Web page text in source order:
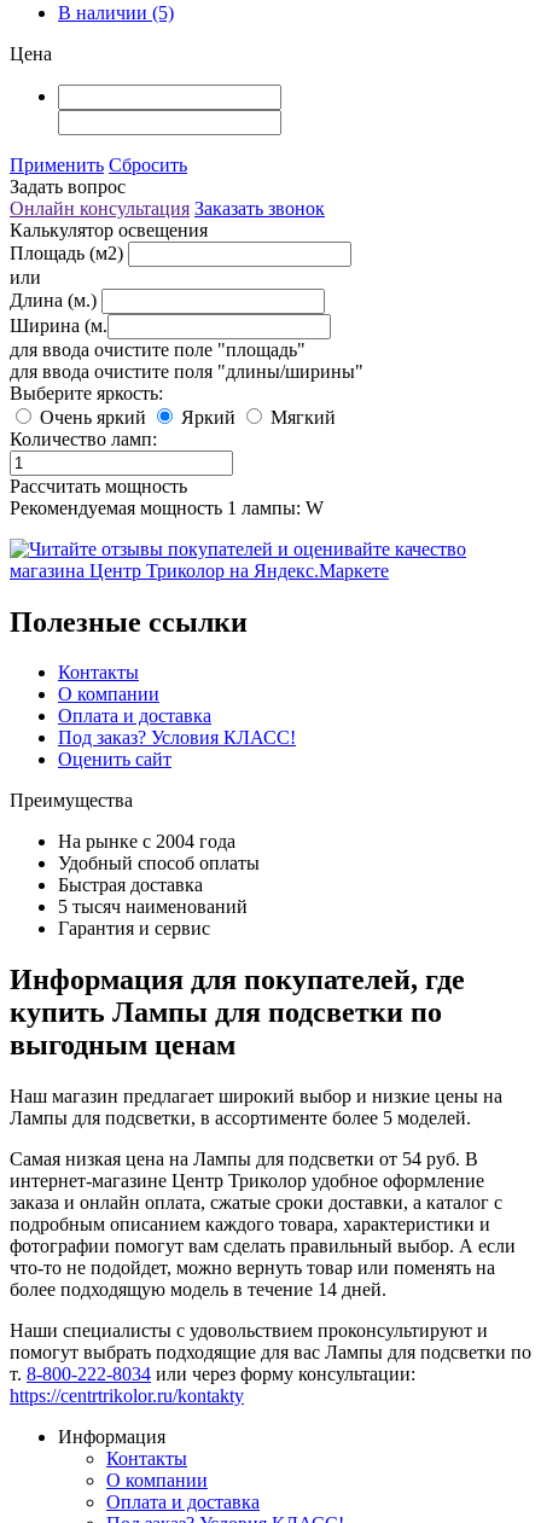
В наличии (5)
Цена
Применить Сбросить
Задать вопрос
Онлайн консультация Заказать звонок
Калькулятор освещения
Площадь (м2)
или
Длина (м.)
Ширина (м.
для ввода очистите поле "площадь"
для ввода очистите поля "длины/ширины"
Выберите яркость:
Очень яркий
Яркий
Мягкий
Количество ламп:
Рассчитать мощность
Рекомендуемая мощность 1 лампы: W
Полезные ссылки
Контакты
О компании
Оплата и доставка
Под заказ? Условия КЛАСС!
Оценить сайт
Преимущества
На рынке с 2004 года
Удобный способ оплаты
Быстрая доставка
5 тысяч наименований
Гарантия и сервис
Информация для покупателей, где
купить Лампы для подсветки по
выгодным ценам
Наш магазин предлагает широкий выбор и низкие цены на
Лампы для подсветки, в ассортименте более 5 моделей.
Самая низкая цена на Лампы для подсветки от 54 руб. В
интернет-магазине Центр Триколор удобное оформление
заказа и онлайн оплата, сжатые сроки доставки, а каталог с
подробным описанием каждого товара, характеристики и
фотографии помогут вам сделать правильный выбор. А если
что-то не подойдет, можно вернуть товар или поменять на
более подходящую модель в течение 14 дней.
Наши специалисты с удовольствием проконсультируют и
помогут выбрать подходящие для вас Лампы для подсветки по
т. 8-800-222-8034 или через форму консультации:
https://centrtrikolor.ru/kontakty
Информация
Контакты
О компании
Оплата и доставка